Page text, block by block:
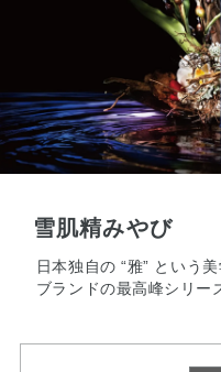
雪肌精みやび
日本独自の “雅” という
ブランドの最高峰シリー